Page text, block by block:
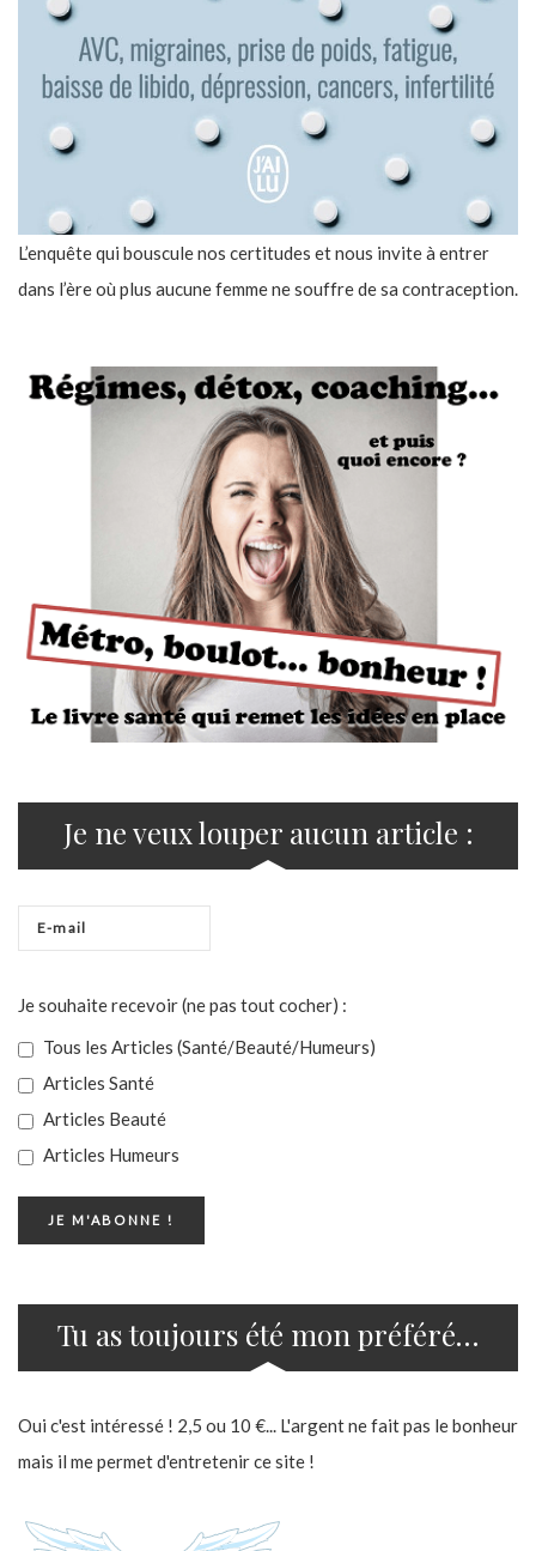
L’enquête qui bouscule nos certitudes et nous invite à entrer
dans l’ère où plus aucune femme ne souffre de sa contraception.
Je ne veux louper aucun article :
Je souhaite recevoir (ne pas tout cocher) :
Tous les Articles (Santé/Beauté/Humeurs)
Articles Santé
Articles Beauté
Articles Humeurs
Tu as toujours été mon préféré…
Oui c'est intéressé ! 2,5 ou 10 €... L'argent ne fait pas le bonheur
mais il me permet d'entretenir ce site !